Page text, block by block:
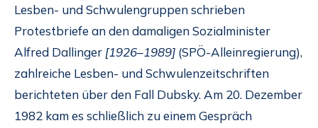
Lesben- und Schwulengruppen schrieben
Protestbriefe an den damaligen Sozialminister
Alfred Dallinger [1926–1989] (SPÖ-Alleinregierung),
zahlreiche Lesben- und Schwulenzeitschriften
berichteten über den Fall Dubsky. Am 20. Dezember
1982 kam es schließlich zu einem Gespräch